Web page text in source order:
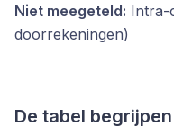
Niet meegeteld: Intra-
doorrekeningen)
De tabel begrijpen